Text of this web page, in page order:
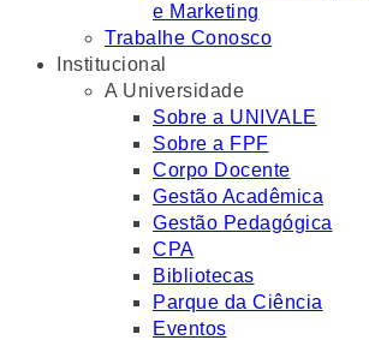
e Marketing
Trabalhe Conosco
Institucional
A Universidade
Sobre a UNIVALE
Sobre a FPF
Corpo Docente
Gestão Acadêmica
Gestão Pedagógica
CPA
Bibliotecas
Parque da Ciência
Eventos